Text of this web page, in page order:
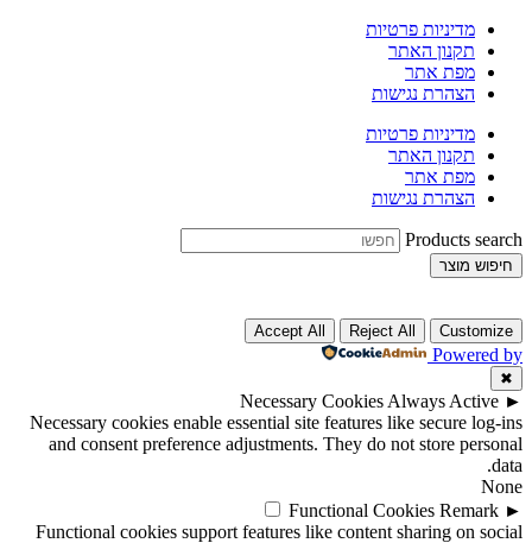
מדיניות פרטיות
תקנון האתר
מפת אתר
הצהרת נגישות
מדיניות פרטיות
תקנון האתר
מפת אתר
הצהרת נגישות
Products search
חיפוש מוצר
Customize
Reject All
Accept All
Powered by
✖
►
Necessary Cookies Always Active
Necessary cookies enable essential site features like secure log-ins
and consent preference adjustments. They do not store personal
data.
None
►
Functional Cookies Remark
Functional cookies support features like content sharing on social